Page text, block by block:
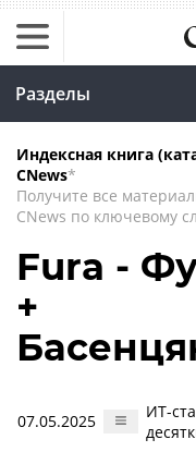
Разделы
Индексная книга
CNews*
Получите все
CNews по ключевому
Fura -
+
07.05.2025
ИТ-